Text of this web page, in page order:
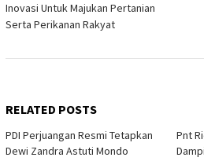
Inovasi Untuk Majukan Pertanian
Serta Perikanan Rakyat
RELATED POSTS
PDI Perjuangan Resmi Tetapkan
Dewi Zandra Astuti Mondo
Pnt